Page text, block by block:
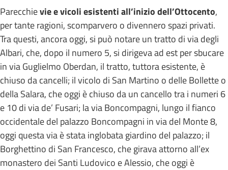
Parecchievie e vicoli esistenti all’inizio dell’Ottocento,
per tante ragioni, scomparvero o divennero spazi privati.
Tra questi, ancora oggi, si può notare un tratto di via degli
Albari, che, dopo il numero 5, si dirigeva ad est per sbucare
in via Guglielmo Oberdan, il tratto, tuttora esistente, è
chiuso da cancelli; il vicolo di San Martino o delle Bollette o
della Salara, che oggi è chiuso da un cancello tra i numeri 6
e 10 di via de’ Fusari; la via Boncompagni, lungo il fianco
occidentale del palazzo Boncompagni in via del Monte 8,
oggi questa via è stata inglobata giardino del palazzo; il
Borghettino di San Francesco, che girava attorno all’ex
monastero dei Santi Ludovico e Alessio, che oggi è